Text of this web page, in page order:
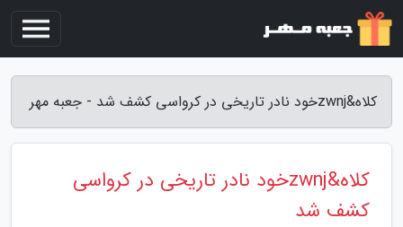
کلاه&zwnjخود نادر تاریخی در کرواسی کشف شد - جعبه مهر
کلاه&zwnjخود نادر تاریخی در کرواسی
کشف شد